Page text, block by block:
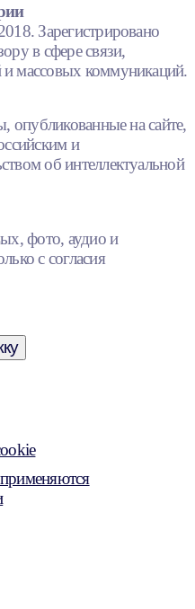
Зарегистрировано
в сфере связи,
массовых коммуникаций.
опубликованные на сайте,
и
об интеллектуальной
фото, аудио и
с согласия